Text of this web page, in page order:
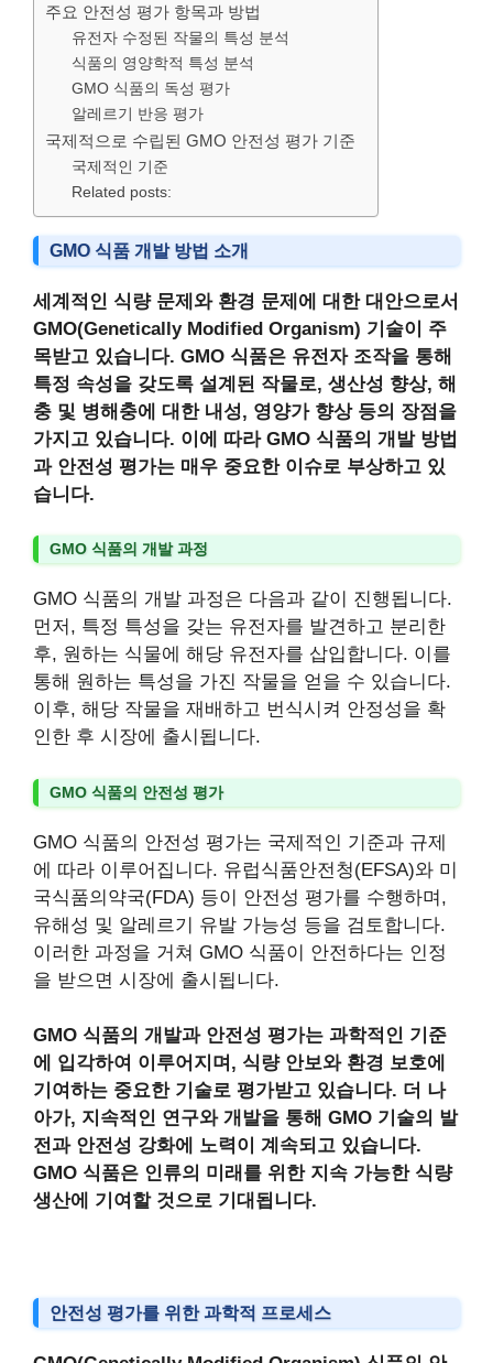
주요 안전성 평가 항목과 방법
유전자 수정된 작물의 특성 분석
식품의 영양학적 특성 분석
GMO 식품의 독성 평가
알레르기 반응 평가
국제적으로 수립된 GMO 안전성 평가 기준
국제적인 기준
Related posts:
GMO 식품 개발 방법 소개
세계적인 식량 문제와 환경 문제에 대한 대안으로서
GMO(Genetically Modified Organism) 기술이 주
목받고 있습니다. GMO 식품은 유전자 조작을 통해
특정 속성을 갖도록 설계된 작물로, 생산성 향상, 해
충 및 병해충에 대한 내성, 영양가 향상 등의 장점을
가지고 있습니다. 이에 따라 GMO 식품의 개발 방법
과 안전성 평가는 매우 중요한 이슈로 부상하고 있
습니다.
GMO 식품의 개발 과정
GMO 식품의 개발 과정은 다음과 같이 진행됩니다.
먼저, 특정 특성을 갖는 유전자를 발견하고 분리한
후, 원하는 식물에 해당 유전자를 삽입합니다. 이를
통해 원하는 특성을 가진 작물을 얻을 수 있습니다.
이후, 해당 작물을 재배하고 번식시켜 안정성을 확
인한 후 시장에 출시됩니다.
GMO 식품의 안전성 평가
GMO 식품의 안전성 평가는 국제적인 기준과 규제
에 따라 이루어집니다. 유럽식품안전청(EFSA)와 미
국식품의약국(FDA) 등이 안전성 평가를 수행하며,
유해성 및 알레르기 유발 가능성 등을 검토합니다.
이러한 과정을 거쳐 GMO 식품이 안전하다는 인정
을 받으면 시장에 출시됩니다.
GMO 식품의 개발과 안전성 평가는 과학적인 기준
에 입각하여 이루어지며, 식량 안보와 환경 보호에
기여하는 중요한 기술로 평가받고 있습니다. 더 나
아가, 지속적인 연구와 개발을 통해 GMO 기술의 발
전과 안전성 강화에 노력이 계속되고 있습니다.
GMO 식품은 인류의 미래를 위한 지속 가능한 식량
생산에 기여할 것으로 기대됩니다.
안전성 평가를 위한 과학적 프로세스